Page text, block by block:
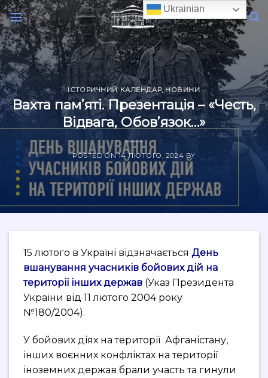
Skip
to
content
ІСТОРИЧНИЙ КАЛЕНДАР, НОВИНИ
Вахта пам’яті. Презентація – «Честь,
Відвага, Обов’язок…»
POSTED ON14 ЛЮТОГО, 2024 BY
15 лютого в Україні відзначається День
вшанування учасників бойових дій на
території інших держав (Указ Президента
України від 11 лютого 2004 року
№180/2004).
У бойових діях на території Афганістану,
інших воєнних конфліктах на території
іноземних держав брали участь та гинули
Ukrainian